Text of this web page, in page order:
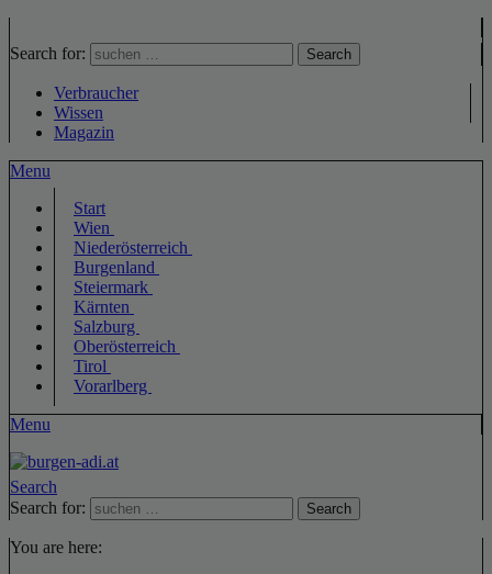
Search for: Search
Verbraucher
Wissen
Magazin
Menu
Start
Wien
Niederösterreich
Burgenland
Steiermark
Kärnten
Salzburg
Oberösterreich
Tirol
Vorarlberg
Menu
Search
Search for:
Search
You are here: